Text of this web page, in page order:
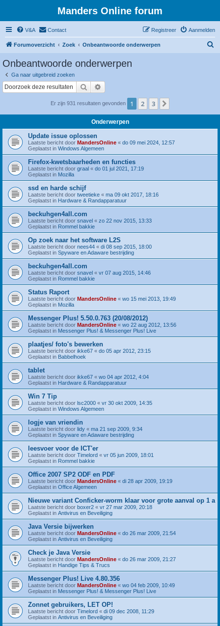
Manders Online forum
V&A Contact Aanmelden
Registreer
Forumoverzicht Zoek Onbeantwoorde onderwerpen
Onbeantwoorde onderwerpen
Ga naar uitgebreid zoeken
Zoek
Er zijn 931 resultaten gevonden 1 2 3
Onderwerpen
Update issue oplossen
Laatste bericht door MandersOnline « do 09 mei 2024, 12:57
Geplaatst in Windows Algemeen
Firefox-kwetsbaarheden en functies
Laatste bericht door graal « do 01 jul 2021, 17:19
Geplaatst in Mozilla
ssd en harde schijf
Laatste bericht door tweetieke « ma 09 okt 2017, 18:16
Geplaatst in Hardware & Randapparatuur
beckuhgen4all.com
Laatste bericht door snavel « zo 22 nov 2015, 13:33
Geplaatst in Rommel bakkie
Op zoek naar het software L2S
Laatste bericht door nees44 « di 08 sep 2015, 18:00
Geplaatst in Spyware en Adaware bestrijding
beckuhgen4all.com
Laatste bericht door snavel « vr 07 aug 2015, 14:46
Geplaatst in Rommel bakkie
Status Raport
Laatste bericht door MandersOnline « wo 15 mei 2013, 19:49
Geplaatst in Mozilla
Messenger Plus! 5.50.0.763 (20/08/2012)
Laatste bericht door MandersOnline « wo 22 aug 2012, 13:56
Geplaatst in Messenger Plus! & Messenger Plus! Live
plaatjes/ foto's bewerken
Laatste bericht door ikke67 « do 05 apr 2012, 23:15
Geplaatst in Babbelhoek
tablet
Laatste bericht door ikke67 « wo 04 apr 2012, 4:04
Geplaatst in Hardware & Randapparatuur
Win 7 Tip
Laatste bericht door lsc2000 « vr 30 okt 2009, 14:35
Geplaatst in Windows Algemeen
logje van vriendin
Laatste bericht door lidy « ma 21 sep 2009, 9:34
Geplaatst in Spyware en Adaware bestrijding
leesvoer voor de ICT'er
Laatste bericht door Timelord « vr 05 jun 2009, 18:01
Geplaatst in Rommel bakkie
Office 2007 SP2 ODF en PDF
Laatste bericht door MandersOnline « di 28 apr 2009, 19:19
Geplaatst in Office Algemeen
Nieuwe variant Conficker-worm klaar voor grote aanval op 1 a
Laatste bericht door boxer2 « vr 27 mar 2009, 20:18
Geplaatst in Antivirus en Beveiliging
Java Versie bijwerken
Laatste bericht door MandersOnline « do 26 mar 2009, 21:54
Geplaatst in Antivirus en Beveiliging
Check je Java Versie
Laatste bericht door MandersOnline « do 26 mar 2009, 21:27
Geplaatst in Handige Tips & Trucs
Messenger Plus! Live 4.80.356
Laatste bericht door MandersOnline « wo 04 feb 2009, 10:49
Geplaatst in Messenger Plus! & Messenger Plus! Live
Zonnet gebruikers, LET OP!
Laatste bericht door Timelord « di 09 dec 2008, 11:29
Geplaatst in Antivirus en Beveiliging